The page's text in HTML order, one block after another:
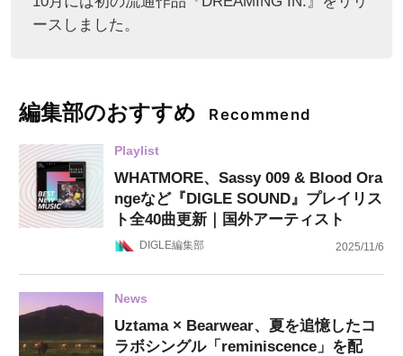
ースしました。
編集部のおすすめ Recommend
Playlist
WHATMORE、Sassy 009 & Blood Ora
ngeなど『DIGLE SOUND』プレイリス
ト全40曲更新｜国外アーティスト
DIGLE編集部 2025/11/6
News
Uztama × Bearwear、夏を追憶したコ
ラボシングル「reminiscence」を配